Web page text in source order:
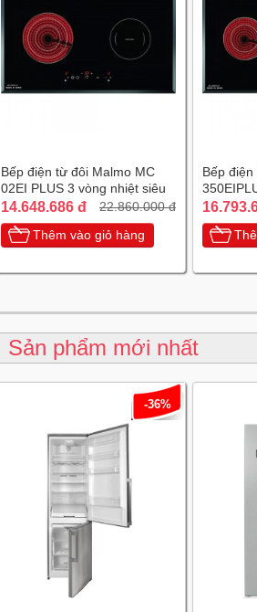
Bếp điện từ đôi Malmo MC
02EI PLUS 3 vòng nhiệt siêu
tiết kiệm điện
14.648.686 đ 22.860.000 đ
Thêm vào giỏ hàng
Bếp
chiếc
Sản phẩm mới nhất
-36%